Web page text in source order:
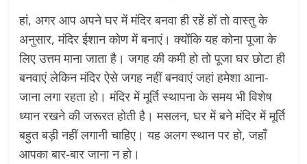
हां, अगर आप अपने घर में मंदिर बनवा ही रहें हों तो वास्तु के
अनुसार, मंदिर ईशान कोण में बनाएं। क्योंकि यह कोना पूजा के
लिए उत्तम माना जाता है। जगह की कमी हो तो पूजा घर छोटा ही
बनवाएं लेकिन मंदिर ऐसे जगह नहीं बनवाएं जहां हमेशा आना-
जाना लगा रहता हो। मंदिर में मूर्ति स्थापना के समय भी विशेष
ध्यान रखने की जरूरत होती है। मसलन, घर में बने मंदिर में मूर्ति
बहुत बड़ी नहीं लगानी चाहिए। यह अलग स्थान पर हो, जहाँ
आपका बार-बार जाना न हो।